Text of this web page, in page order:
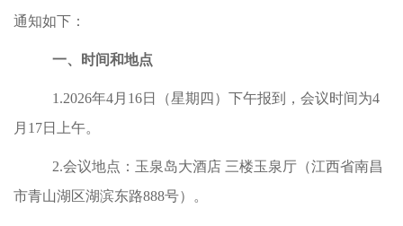
通知如下：
一、 时间和地点
1.2026年4月16日（星期四）下午报到，会议时间为4
月17日上午。
2.会议地点：玉泉岛大酒店 三楼玉泉厅（江西省南昌
市青山湖区湖滨东路888号）。